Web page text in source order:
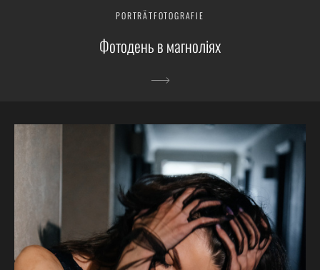
PORTRÄTFOTOGRAFIE
Фотодень в магноліях